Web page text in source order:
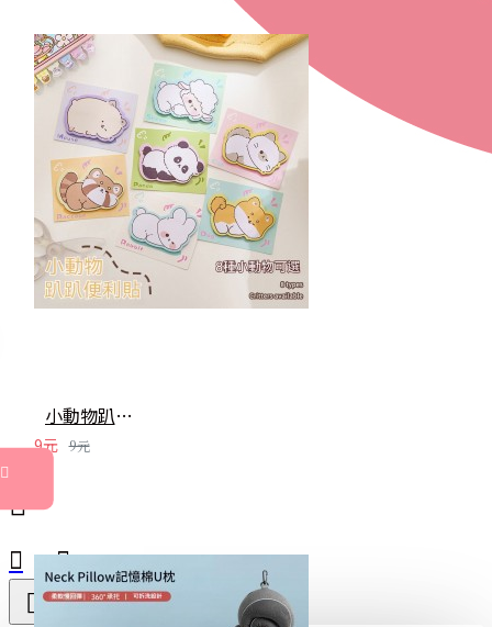
小動物趴睡異形便利貼 N次貼 留言貼 便條紙 便簽 備忘錄 裝飾貼紙
9元 9元